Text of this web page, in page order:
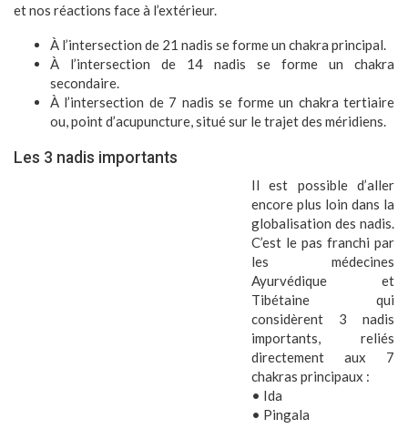
et nos réactions face à l’extérieur.
À l’intersection de 21 nadis se forme un chakra principal.
À l’intersection de 14 nadis se forme un chakra
secondaire.
À l’intersection de 7 nadis se forme un chakra tertiaire
ou, point d’acupuncture, situé sur le trajet des méridiens.
Les 3 nadis importants
Il est possible d’aller
encore plus loin dans la
globalisation des nadis.
C’est le pas franchi par
les médecines
Ayurvédique et
Tibétaine qui
considèrent 3 nadis
importants, reliés
directement aux 7
chakras principaux :
• Ida
• Pingala